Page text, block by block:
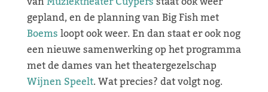
gepland, en de planning van Big Fish met
Boemsloopt ook weer. En dan staat er ook nog
een nieuwe samenwerking op het programma
met de dames van het theatergezelschap
Wijnen Speelt. Wat precies? dat volgt nog.